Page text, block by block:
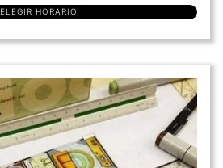
ELEGIR HORARIO